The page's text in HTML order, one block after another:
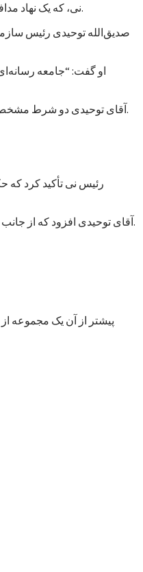
نی، که یک نهاد مدافع رسانه‌های آزاد افغانستان در آستانه برگزاری کنفرانس ورشو خواسته است تا کمک‌های ناتو به حکومت افغانستان به حمایت از آزادی بیان و دسترسی آزاد به اطلاعات مشروط شود.
صدیق‌الله توحیدی رئیس
او گفت: “جامعه
آقای توحیدی دو شرط مشخص را در این مورد برشمرد، اول اینکه از حکومت افغانستان خواسته شود که عاملان خشونت علیه خبرنگاران را مجازات کند و دوم از رسانه‌های آزاد حمایت مالی و معنوی به عمل آورد.
رئیس نی تأکید کرد که
آقای توحیدی افزود که از جانب افغانستان در برگزاری اجلاس ورشو نهادهایی دخالت دارند که خود به اشکال گوناگون و غیرمستقیم در پی اعمال “سانسور و محدودیت” در فعالیت‌های رسانه‌ای در افغانستان هستند.
پیشتر از آن یک مجموعه